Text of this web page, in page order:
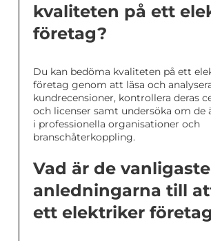
kvaliteten på ett
företag?
Du kan bedöma kvaliteten på ett
företag genom att läsa och
kundrecensioner, kontrollera deras
och licenser samt undersöka om de
i professionella organisationer och
branschåterkoppling.
Vad är de vanligaste
anledningarna till
ett elektriker